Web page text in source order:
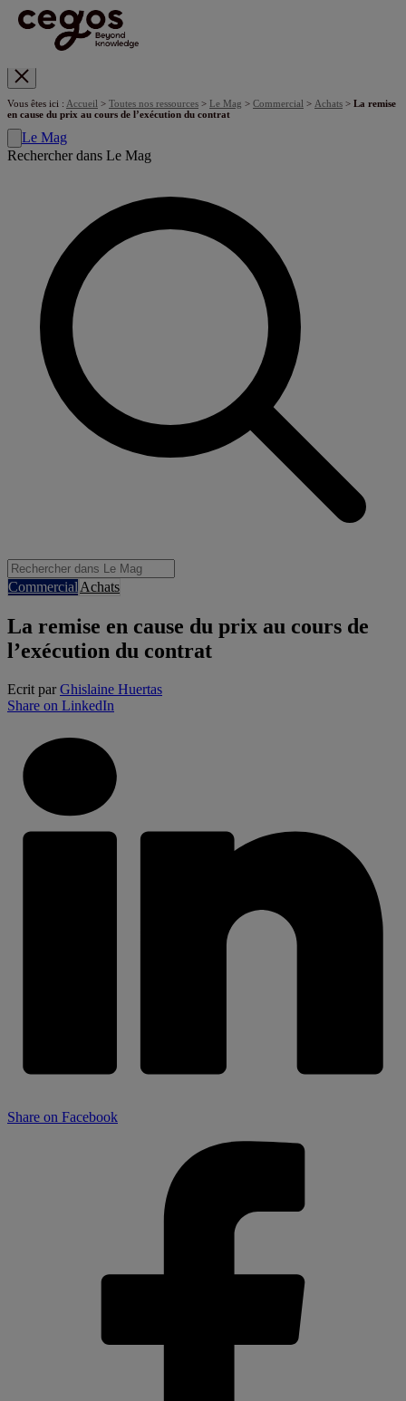
Vous êtes ici : Accueil > Toutes nos ressources > Le Mag > Commercial > Achats > La remise
en cause du prix au cours de l’exécution du contrat
Le Mag
Rechercher dans Le Mag
Commercial Achats
La remise en cause du prix au cours de
l’exécution du contrat
Ecrit parGhislaine Huertas
Share on LinkedIn
Share on Facebook